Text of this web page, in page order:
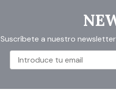
Suscríbete a nuestro